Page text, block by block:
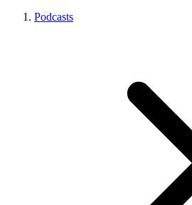
Podcasts